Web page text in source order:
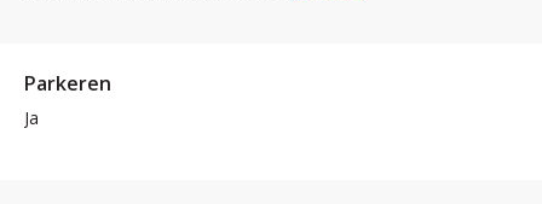
Parkeren
Ja